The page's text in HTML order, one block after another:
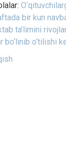
bir kun
ta’limini
bo‘linib o‘tilishi